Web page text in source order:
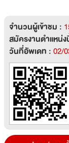
จำนวนผู้เข้าชม :
สมัครงานตำแหน่
วันที่อัพเดท :02/